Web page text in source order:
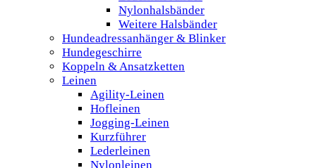
Nylonhalsbänder
Weitere Halsbänder
Hundeadressanhänger & Blinker
Hundegeschirre
Koppeln & Ansatzketten
Leinen
Agility-Leinen
Hofleinen
Jogging-Leinen
Kurzführer
Lederleinen
Nylonleinen